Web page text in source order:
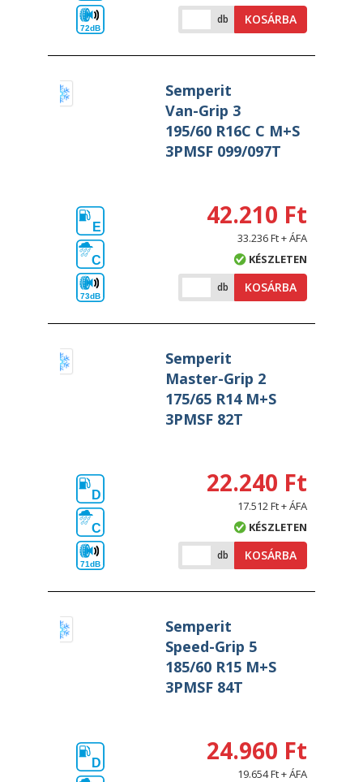
72dB
db KOSÁRBA
Semperit
Van-Grip 3
195/60 R16C C M+S
3PMSF 099/097T
E
C
73dB
42.210 Ft
33.236 Ft + ÁFA
KÉSZLETEN
db KOSÁRBA
Semperit
Master-Grip 2
175/65 R14 M+S
3PMSF 82T
D
C
71dB
22.240 Ft
17.512 Ft + ÁFA
KÉSZLETEN
db KOSÁRBA
Semperit
Speed-Grip 5
185/60 R15 M+S
3PMSF 84T
D 24.960 Ft
19.654 Ft + ÁFA